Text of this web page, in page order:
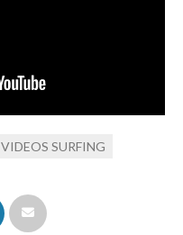
VIDEOS SURFING